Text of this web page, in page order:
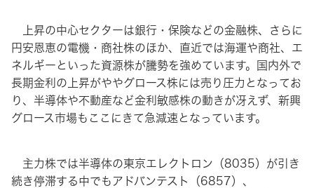
上昇の中心セクターは銀行・保険などの金融株、さらに
円安恩恵の電機・商社株のほか、直近では海運や商社、エ
ネルギーといった資源株が騰勢を強めています。国内外で
長期金利の上昇がややグロース株には売り圧力となってお
り、半導体や不動産など金利敏感株の動きが冴えず、新興
グロース市場もここにきて急減速となっています。
主力株では半導体の東京エレクトロン（8035）が引き
続き停滞する中でもアドバンテスト（6857）、